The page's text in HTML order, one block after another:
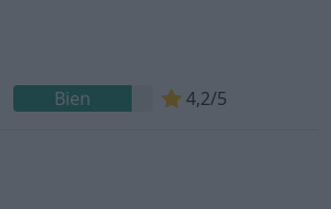
Bien 4,2/5